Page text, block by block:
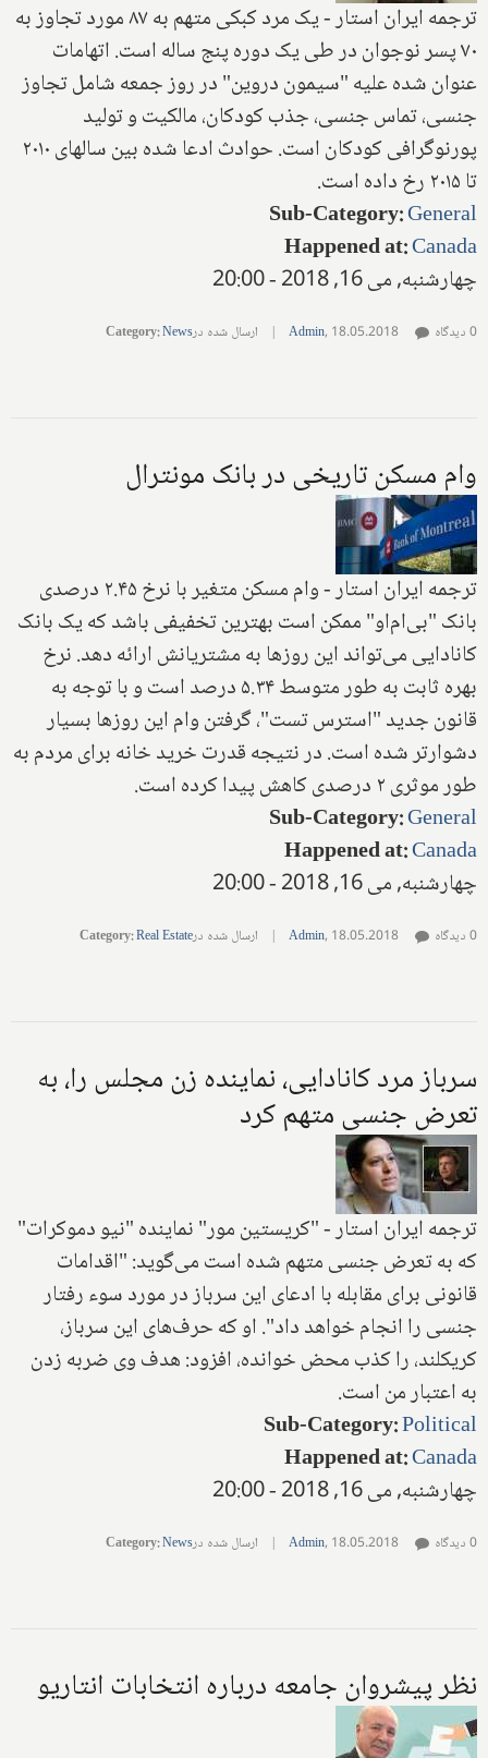
ترجمه ایران استار - یک مرد کبکی متهم به‌ ۸۷ مورد تجاوز به
۷۰ پسر نوجوان در طی یک دوره پنج ساله است. اتهامات
عنوان شده علیه "سیمون دروین" در روز جمعه شامل تجاوز
جنسی، تماس جنسی، جذب کودکان، مالکیت و تولید
پورنوگرافی کودکان است.
حوادث ادعا شده بین سالهای ۲۰۱۰
تا ۲۰۱۵ رخ داده است
.
Sub-Category:General
Happened at:Canada
چهارشنبه, می 16, 2018 - 20:00
Admin, 18.05.2018
| ارسال شده در Category:News 0 دیدگاه
وام مسکن تاریخی در بانک مونترال
ترجمه ایران استار - وام مسکن متغیر با نرخ ۲.۴۵ درصدی
بانک "بی‌ام‌او" ممکن است بهترین تخفیفی باشد که یک بانک
کانادایی می‌تواند این روزها به مشتریانش ارائه دهد. نرخ
بهره ثابت به طور متوسط‌ ۵.۳۴ درصد است‌ و با توجه به‌
قانون جدید "استرس تست"، گرفتن وام این روزها بسیار
دشوارتر شده است. در نتیجه قدرت خرید خانه برای مردم به
طور موثری ۲ درصدی کاهش پیدا کرده است.
Sub-Category:General
Happened at:Canada
چهارشنبه, می 16, 2018 - 20:00
Admin, 18.05.2018
| ارسال شده در Category:Real Estate 0 دیدگاه
سرباز مرد کانادایی، نماینده زن مجلس را، به
تعرض جنسی متهم کرد
ترجمه ایران استار -‌ "کریستین مور" نماینده "نیو دموکرات‌"
که به تعرض جنسی متهم شده است می‌گوید: "اقدامات
قانونی برای مقابله با ادعای این سرباز در مورد سوء رفتار
جنسی را انجام خواهد داد". او که حرف‌های این سرباز،
کریکلند، را کذب محض خوانده، افزود: هدف وی ضربه زدن
به اعتبار من است.
Sub-Category:Political
Happened at:Canada
چهارشنبه, می 16, 2018 - 20:00
Admin, 18.05.2018
| ارسال شده در Category:News 0 دیدگاه
نظر پیشروان جامعه درباره انتخابات انتاریو